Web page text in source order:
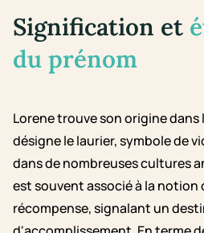
Signification et
du prénom
Lorene trouve son origine
désigne le laurier, symbole de
dans de nombreuses cultures
est souvent associé à la
récompense, signalant un